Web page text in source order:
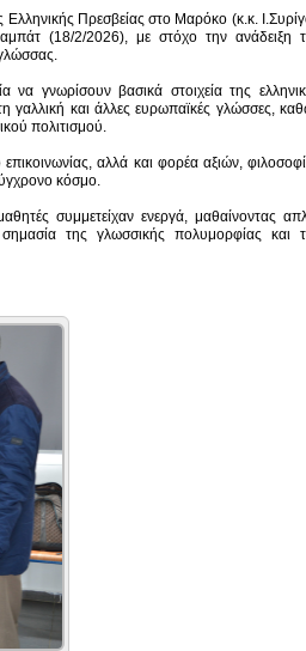
Πρεσβείας στο Μαρόκο (κ.κ.
(18/2/2026), με στόχο την ανάδειξη
γλώσσας.
να γνωρίσουν βασικά στοιχεία της
γαλλική και άλλες ευρωπαϊκές γλώσσες,
πολιτισμού.
αλλά και φορέα αξιών,
κόσμο.
συμμετείχαν ενεργά, μαθαίνοντας
της γλωσσικής πολυμορφίας και